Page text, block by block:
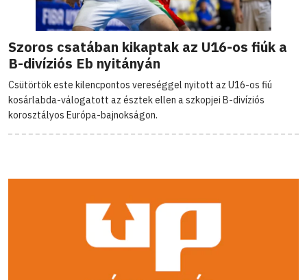
Szoros csatában kikaptak az U16-os fiúk a
B-divíziós Eb nyitányán
Csütörtök este kilencpontos vereséggel nyitott az U16-os fiú
kosárlabda-válogatott az észtek ellen a szkopjei B-divíziós
korosztályos Európa-bajnokságon.